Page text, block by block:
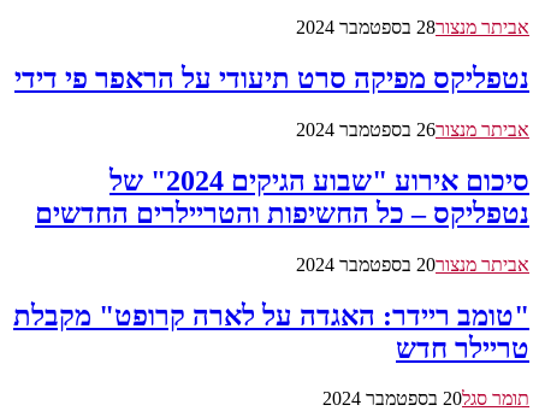
אביתר מנצור28 בספטמבר 2024
נטפליקס מפיקה סרט תיעודי על הראפר פי דידי
אביתר מנצור26 בספטמבר 2024
סיכום אירוע "שבוע הגיקים 2024" של
נטפליקס – כל החשיפות והטריילרים החדשים
אביתר מנצור20 בספטמבר 2024
"טומב ריידר: האגדה על לארה קרופט" מקבלת
טריילר חדש
תומר סגל20 בספטמבר 2024